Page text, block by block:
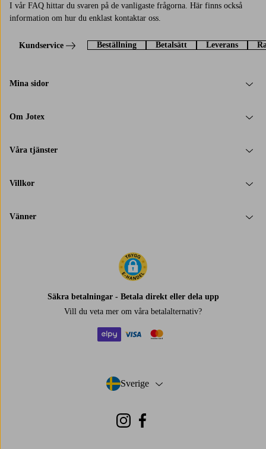
I vår FAQ hittar du svaren på de vanligaste frågorna. Här finns också
information om hur du enklast kontaktar oss.
Kundservice Beställning Betalsätt Leverans
Mina sidor
Om Jotex
Våra tjänster
Villkor
Vänner
Säkra betalningar - Betala direkt eller dela upp
Vill du veta mer om våra betalalternativ?
Sverige
- Välj land